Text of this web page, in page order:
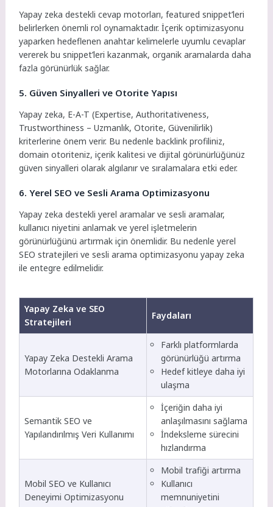
Yapay zeka destekli cevap motorları, featured snippet’leri
belirlerken önemli rol oynamaktadır. İçerik optimizasyonu
yaparken hedeflenen anahtar kelimelerle uyumlu cevaplar
vererek bu snippet’leri kazanmak, organik aramalarda daha
fazla görünürlük sağlar.
5. Güven Sinyalleri ve Otorite Yapısı
Yapay zeka, E-A-T (Expertise, Authoritativeness,
Trustworthiness – Uzmanlık, Otorite, Güvenilirlik)
kriterlerine önem verir. Bu nedenle backlink profiliniz,
domain otoriteniz, içerik kalitesi ve dijital görünürlüğünüz
güven sinyalleri olarak algılanır ve sıralamalara etki eder.
6. Yerel SEO ve Sesli Arama Optimizasyonu
Yapay zeka destekli yerel aramalar ve sesli aramalar,
kullanıcı niyetini anlamak ve yerel işletmelerin
görünürlüğünü artırmak için önemlidir. Bu nedenle yerel
SEO stratejileri ve sesli arama optimizasyonu yapay zeka
ile entegre edilmelidir.
Yapay Zeka ve SEO
Stratejileri
Faydaları
Yapay Zeka Destekli Arama
Motorlarına Odaklanma
Farklı platformlarda
görünürlüğü artırma
Hedef kitleye daha iyi
ulaşma
Semantik SEO ve
Yapılandırılmış Veri Kullanımı
İçeriğin daha iyi
anlaşılmasını sağlama
İndeksleme sürecini
hızlandırma
Mobil SEO ve Kullanıcı
Deneyimi Optimizasyonu
Mobil trafiği artırma
Kullanıcı
memnuniyetini